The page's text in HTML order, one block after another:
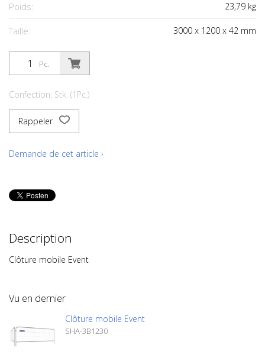
Poids: 23,79 kg
Taille: 3000 x 1200 x 42 mm
Pc.
Confection: Stk. (1Pc.)
Rappeler
Demande de cet article ›
Description
Clôture mobile Event
Vu en dernier
Clôture mobile Event
SHA-3B1230